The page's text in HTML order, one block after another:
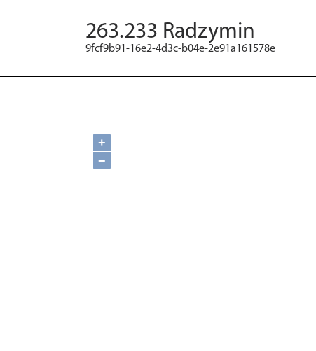
263.233 Radzymin
9fcf9b91-16e2-4d3c-b04e-2e91a161578e
+
−